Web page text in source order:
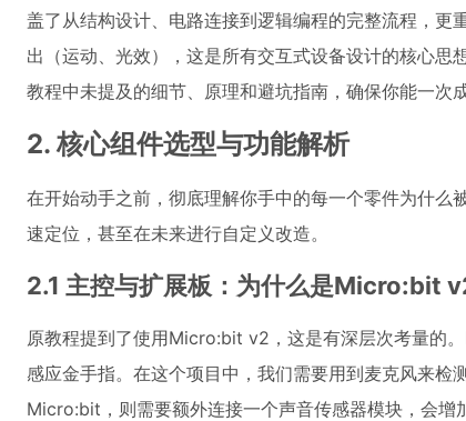
盖了从结构设计、电路连接到逻辑编程的完整流程，
出（运动、光效），这是所有交互式设备设计的核心思
教程中未提及的细节、原理和避坑指南，确保你能一次成
2. 核心组件选型与功能解析
在开始动手之前，彻底理解你手中的每一个零件为什
速定位，甚至在未来进行自定义改造。
2.1 主控与扩展板：为什么是Micro:bit
原教程提到了使用Micro:bit v2，这是有深层次考量的
感应金手指。在这个项目中，我们需要用到麦克风来检
Micro:bit，则需要额外连接一个声音传感器模块，会增